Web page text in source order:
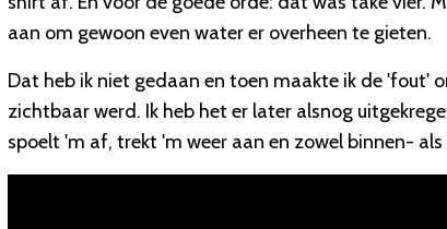
aan om gewoon even water er overheen te gieten.
Dat heb ik niet gedaan en toen maakte ik de 'fout'
zichtbaar werd. Ik heb het er later alsnog
spoelt 'm af, trekt 'm weer aan en zowel binnen-